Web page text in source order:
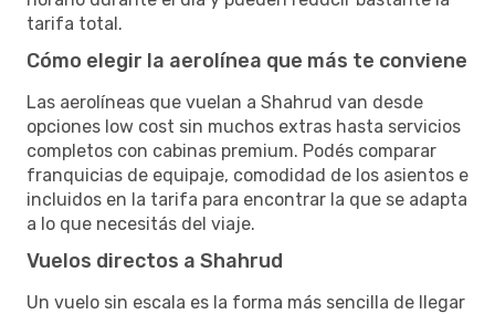
tarifa total.
Cómo elegir la aerolínea que más te conviene
Las aerolíneas que vuelan a Shahrud van desde
opciones low cost sin muchos extras hasta servicios
completos con cabinas premium. Podés comparar
franquicias de equipaje, comodidad de los asientos e
incluidos en la tarifa para encontrar la que se adapta
a lo que necesitás del viaje.
Vuelos directos a Shahrud
Un vuelo sin escala es la forma más sencilla de llegar